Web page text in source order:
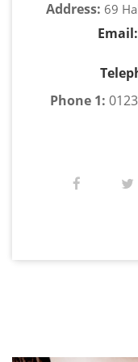
Address: 69
Email:
Phone 1: